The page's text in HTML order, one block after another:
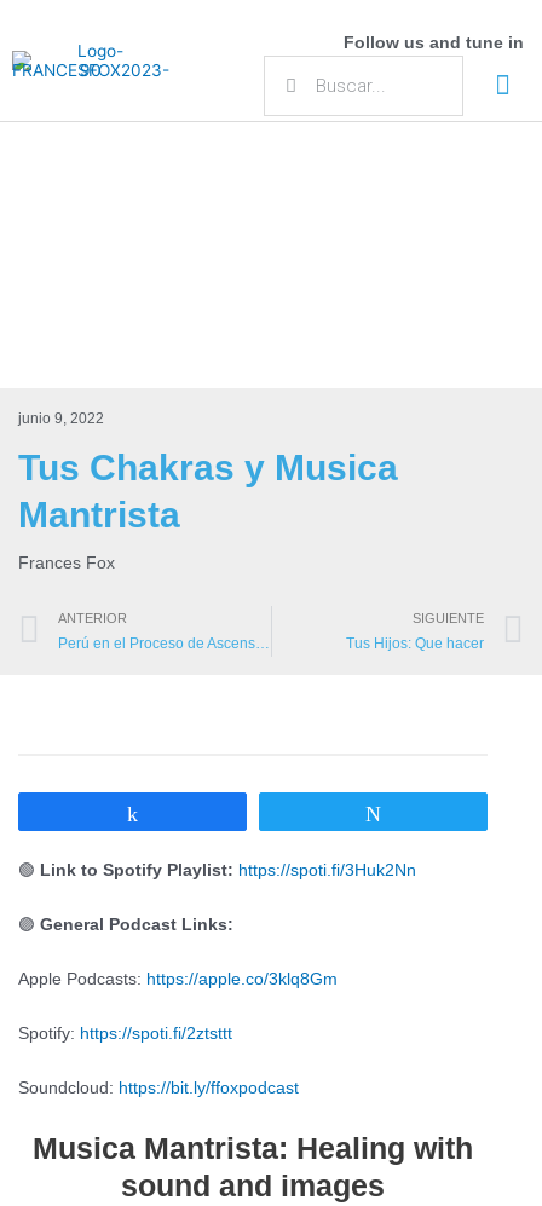
Follow us and tune in
junio 9, 2022
Tus Chakras y Musica
Mantrista
Frances Fox
ANTERIOR
Perú en el Proceso de Ascensión y la Batalla Final
SIGUIENTE
Tus Hijos: Que hacer
🟢 Link to Spotify Playlist: https://spoti.fi/3Huk2Nn
🟣 General Podcast Links:
Apple Podcasts: https://apple.co/3klq8Gm
Spotify: https://spoti.fi/2ztsttt
Soundcloud: https://bit.ly/ffoxpodcast
Musica Mantrista: Healing with
sound and images